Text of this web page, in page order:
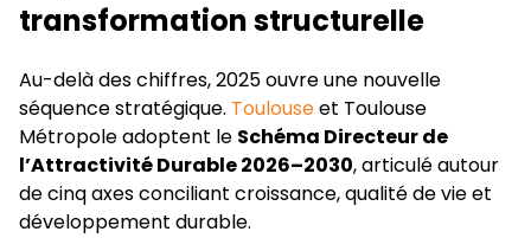
transformation structurelle
Au-delà des chiffres, 2025 ouvre une nouvelle
séquence stratégique. Toulouseet Toulouse
Métropole adoptent le Schéma Directeur de
l’Attractivité Durable 2026–2030, articulé autour
de cinq axes conciliant croissance, qualité de vie et
développement durable.